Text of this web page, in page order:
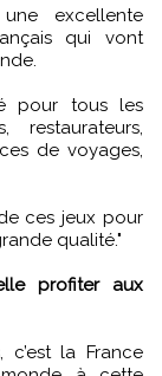
excellente
qui vont
pour tous les
restaurateurs,
de voyages,
ces jeux pour
qualité."
profiter aux
la France